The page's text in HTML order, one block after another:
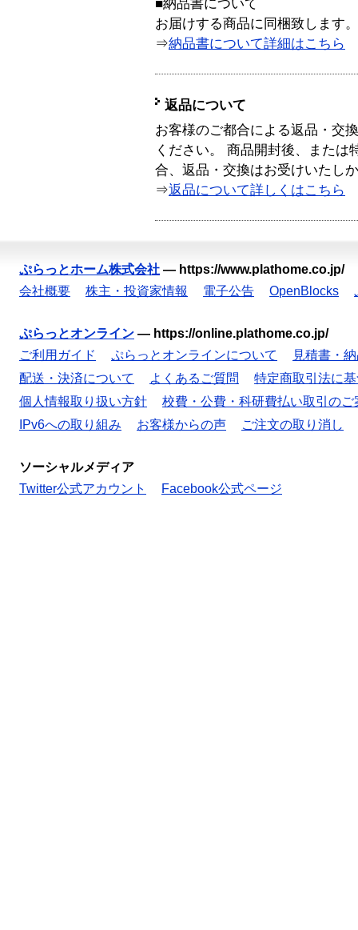
■納品書について
お届けする商品に同梱致します。
⇒納品書について詳細はこちら
返品について
お客様のご都合による返品・交
ください。 商品開封後、または
合、返品・交換はお受けいたし
⇒返品について詳しくはこちら
ぷらっとホーム株式会社 — https://www.plathome.co.jp/
会社概要
株主・投資家情報 電子公告 OpenBlocks
ぷらっとオンライン — https://online.plathome.co.jp/
ご利用ガイド
ぷらっとオンラインについて
見積書・
配送・決済について
よくあるご質問
特定商取引法に
個人情報取り扱い方針
校費・公費・科研費払い取引のご
IPv6への取り組み
お客様からの声 ご注文の取り消し
ソーシャルメディア
Twitter公式アカウント
Facebook公式ページ